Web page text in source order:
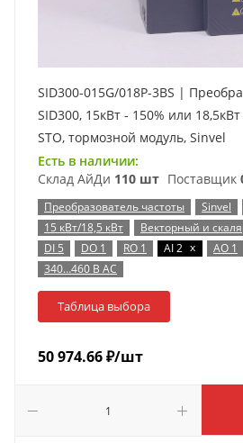
SID300-015G/018P-3BS |
SID300, 15кВт - 150% или
STO, тормозной модуль, Sinvel
Есть в наличии:
Склад АйДи 110 шт Поставщик
Преобразователь частоты Sinvel
15 кВт/18,5 кВт
Векторный и
DI 5
DO 1 RO 1 AI 2 x AO 1
340…460 В AC
Таблица выбора
50 974.66₽/шт